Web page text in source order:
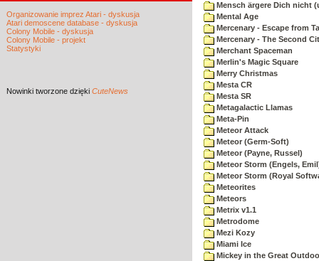
Organizowanie imprez Atari - dyskusja
Atari demoscene database - dyskusja
Colony Mobile - dyskusja
Colony Mobile - projekt
Statystyki
Nowinki tworzone dzięki CuteNews
Mensch ärgere Dich nicht
Mental Age
Mercenary - Escape from
Mercenary - The Second
Merchant Spaceman
Merlin's Magic Square
Merry Christmas
Mesta CR
Mesta SR
Metagalactic Llamas
Meta-Pin
Meteor Attack
Meteor (Germ-Soft)
Meteor (Payne, Russel)
Meteor Storm (Engels,
Meteor Storm (Royal
Meteorites
Meteors
Metrix v1.1
Metrodome
Mezi Kozy
Miami Ice
Mickey in the Great